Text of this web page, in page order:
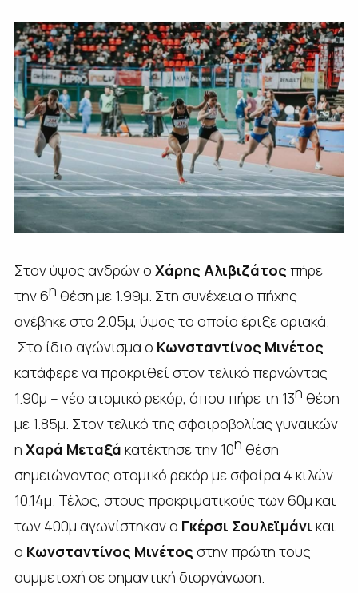
Στον ύψος ανδρών ο Χάρης Αλιβιζάτος πήρε
την 6η θέση με 1.99μ. Στη συνέχεια ο πήχης
ανέβηκε στα 2.05μ, ύψος το οποίο έριξε οριακά.
Στο ίδιο αγώνισμα ο Κωνσταντίνος Μινέτος
κατάφερε να προκριθεί στον τελικό περνώντας
1.90μ – νέο ατομικό ρεκόρ, όπου πήρε τη 13η θέση
με 1.85μ. Στον τελικό της σφαιροβολίας γυναικών
η Χαρά Μεταξά κατέκτησε την 10η θέση
σημειώνοντας ατομικό ρεκόρ με σφαίρα 4 κιλών
10.14μ. Τέλος, στους προκριματικούς των 60μ και
των 400μ αγωνίστηκαν ο Γκέρσι Σουλεϊμάνι και
ο Κωνσταντίνος Μινέτος στην πρώτη τους
συμμετοχή σε σημαντική διοργάνωση.